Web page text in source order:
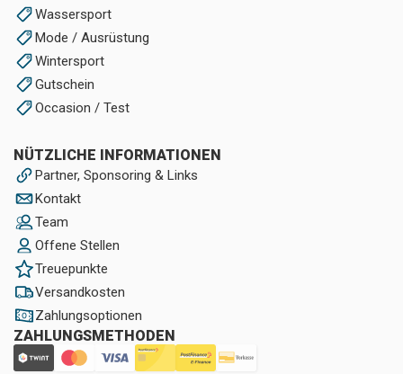
Wassersport
Mode / Ausrüstung
Wintersport
Gutschein
Occasion / Test
NÜTZLICHE INFORMATIONEN
Partner, Sponsoring & Links
Kontakt
Team
Offene Stellen
Treuepunkte
Versandkosten
Zahlungsoptionen
ZAHLUNGSMETHODEN